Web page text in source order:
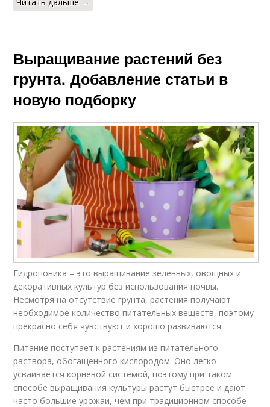
Выращивание растений без
грунта. Добавление статьи в
новую подборку
Гидропоника – это выращивание зеленных, овощных и
декоративных культур без использования почвы.
Несмотря на отсутствие грунта, растения получают
необходимое количество питательных веществ, поэтому
прекрасно себя чувствуют и хорошо развиваются.
Питание поступает к растениям из питательного
раствора, обогащенного кислородом. Оно легко
усваивается корневой системой, поэтому при таком
способе выращивания культуры растут быстрее и дают
часто большие урожаи, чем при традиционном способе